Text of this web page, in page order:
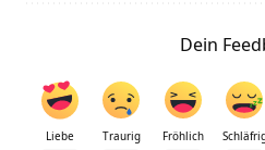
Dein
Liebe Traurig Fröhlich